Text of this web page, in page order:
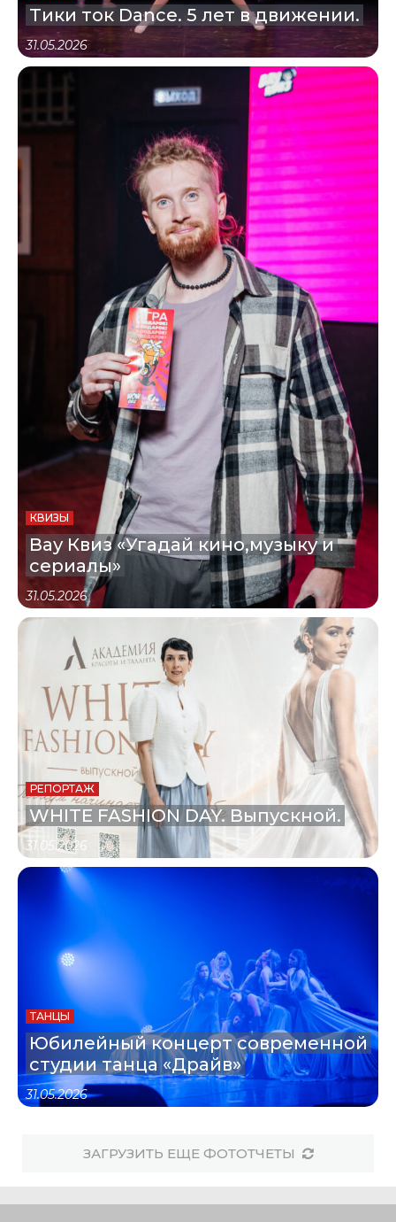
Тики ток Dance. 5 лет в движении.
31.05.2026
КВИЗЫ
Вау Квиз «Угадай кино,музыку и
сериалы»
31.05.2026
РЕПОРТАЖ
WHITE FASHION DAY. Выпускной.
31.05.2026
ТАНЦЫ
Юбилейный концерт современной
студии танца «Драйв»
31.05.2026
ЗАГРУЗИТЬ ЕЩЕ ФОТОТЧЕТЫ